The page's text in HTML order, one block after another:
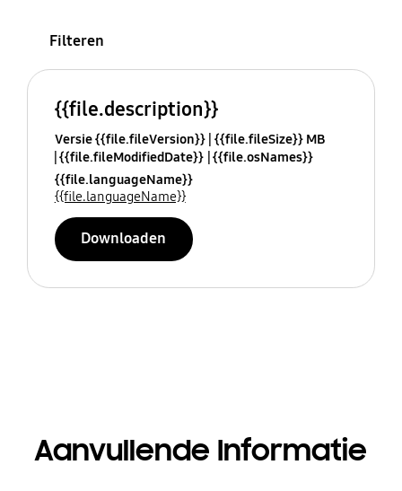
Filteren
{{file.description}}
Versie {{file.fileVersion}} {{file.fileSize}} MB
{{file.fileModifiedDate}} {{file.osNames}}
{{file.languageName}}
{{file.languageName}}
Downloaden
Aanvullende Informatie